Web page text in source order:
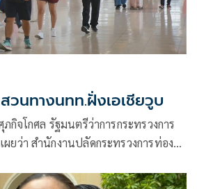
วนทางนทท.ฝั่งเอเชียวูบ
กิจโกศล รัฐมนตรีว่าการกระทรวงการ
ยว่า สำนักงานปลัดกระทรวงการท่อง